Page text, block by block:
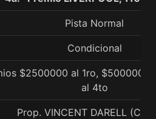
Pista Normal
Condicional
$2500000 al 1ro, $500000
al 4to
Prop. VINCENT DARELL